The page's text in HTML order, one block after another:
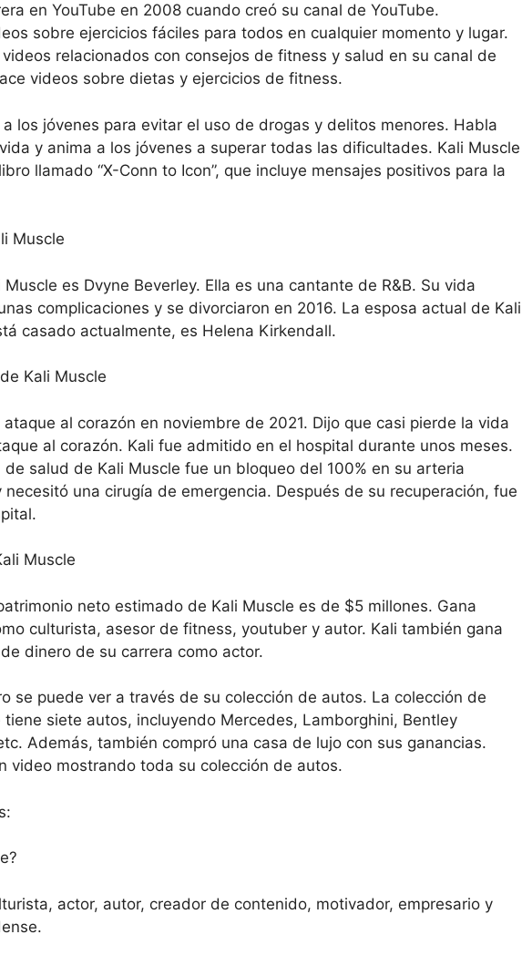
en YouTube en 2008 cuando creó su canal de YouTube.
sobre ejercicios fáciles para todos en cualquier momento y lugar.
relacionados con consejos de fitness y salud en su canal de
videos sobre dietas y ejercicios de fitness.
los jóvenes para evitar el uso de drogas y delitos menores. Habla
y anima a los jóvenes a superar todas las dificultades. Kali Muscle
llamado “X-Conn to Icon”, que incluye mensajes positivos para la
Muscle
es Dvyne Beverley. Ella es una cantante de R&B. Su vida
complicaciones y se divorciaron en 2016. La esposa actual de Kali
casado actualmente, es Helena Kirkendall.
Kali Muscle
al corazón en noviembre de 2021. Dijo que casi pierde la vida
al corazón. Kali fue admitido en el hospital durante unos meses.
de salud de Kali Muscle fue un bloqueo del 100% en su arteria
necesitó una cirugía de emergencia. Después de su recuperación, fue
Muscle
neto estimado de Kali Muscle es de $5 millones. Gana
culturista, asesor de fitness, youtuber y autor. Kali también gana
dinero de su carrera como actor.
se puede ver a través de su colección de autos. La colección de
tiene siete autos, incluyendo Mercedes, Lamborghini, Bentley
Además, también compró una casa de lujo con sus ganancias.
video mostrando toda su colección de autos.
actor, autor, creador de contenido, motivador, empresario y